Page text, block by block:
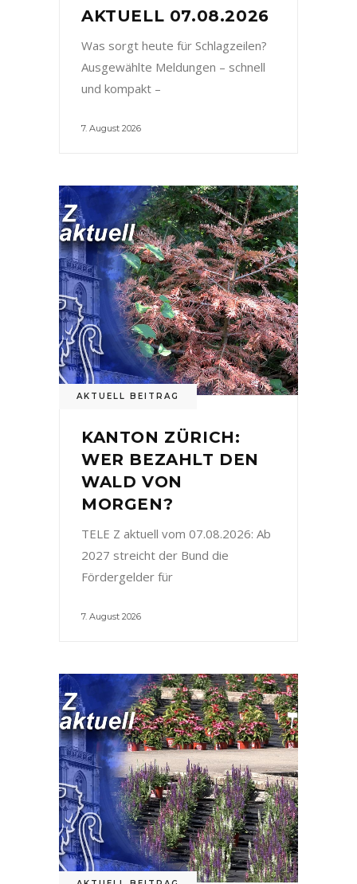
AKTUELL 07.08.2026
Was sorgt heute für Schlagzeilen?
Ausgewählte Meldungen – schnell
und kompakt –
7. August 2026
AKTUELL BEITRAG
KANTON ZÜRICH:
WER BEZAHLT DEN
WALD VON
MORGEN?
TELE Z aktuell vom 07.08.2026: Ab
2027 streicht der Bund die
Fördergelder für
7. August 2026